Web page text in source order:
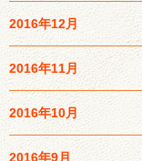
2016年12月
2016年11月
2016年10月
2016年9月